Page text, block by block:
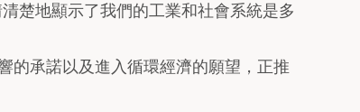
楚地顯示了我們的工業和社會系統是多
的承諾以及進入循環經濟的願望，正推